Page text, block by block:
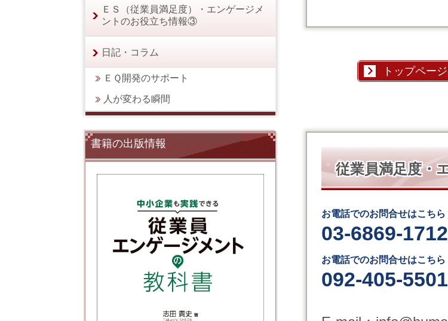
トップペー
従業員満足度・
お電話でのお問合せはこちら
03-6869-1712
お電話でのお問合せはこちら
092-405-5501
ＥＳ（従業員満足度）・エンゲージメ
ントのお役立ち情報③
日記・コラム
ＥＱ開発のサポート
人が変わる瞬間
書籍の出版情報